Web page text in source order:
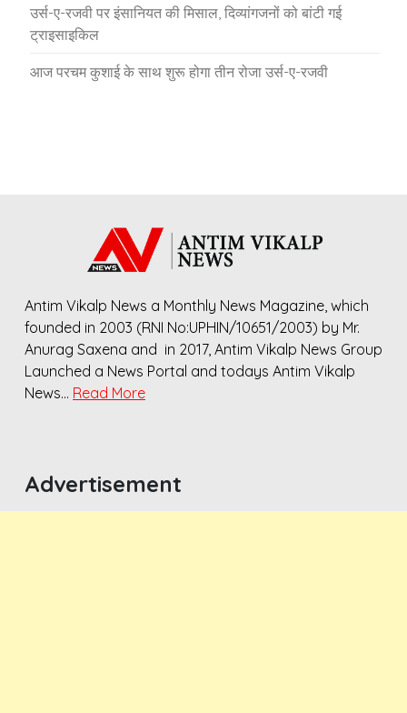
उर्स-ए-रजवी पर इंसानियत की मिसाल, दिव्यांगजनों को बांटी गई
ट्राइसाइकिल
आज परचम कुशाई के साथ शुरू होगा तीन रोजा उर्स-ए-रजवी
Antim Vikalp News a Monthly News Magazine, which
founded in 2003 (RNI No:UPHIN/10651/2003) by Mr.
Anurag Saxena and in 2017, Antim Vikalp News Group
Launched a News Portal and todays Antim Vikalp
News… Read More
Advertisement